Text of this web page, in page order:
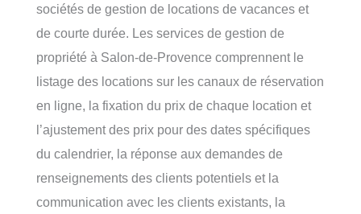
sociétés de gestion de locations de vacances et
de courte durée. Les services de gestion de
propriété à Salon-de-Provence comprennent le
listage des locations sur les canaux de réservation
en ligne, la fixation du prix de chaque location et
l’ajustement des prix pour des dates spécifiques
du calendrier, la réponse aux demandes de
renseignements des clients potentiels et la
communication avec les clients existants, la